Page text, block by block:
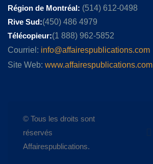
Région de Montréal: (514) 612-0498
Rive Sud:(450) 486 4979
Télécopieur:(1 888) 962-5852
Courriel: info@affairespublications.com
Site Web: www.affairespublications.com
© Tous les droits sont
réservés
Affairespublications.